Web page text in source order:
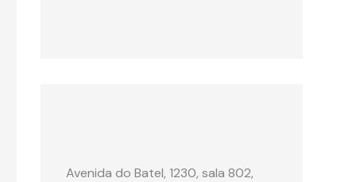
Avenida do Batel, 1230, sala 802,